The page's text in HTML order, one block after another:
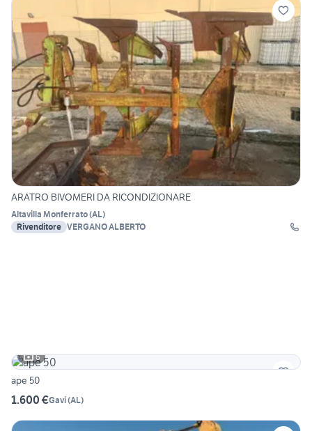
ARATRO BIVOMERI DA RICONDIZIONARE
Altavilla Monferrato(AL)
Rivenditore VERGANO ALBERTO
6
ape 50
1.600 €Gavi(AL)